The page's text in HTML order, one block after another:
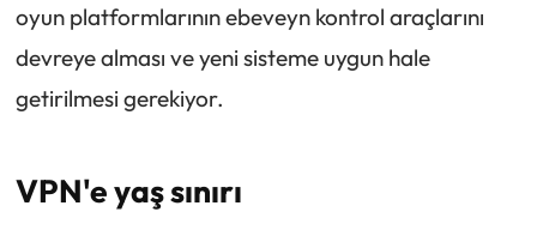
oyun platformlarının ebeveyn kontrol araçlarını
devreye alması ve yeni sisteme uygun hale
getirilmesi gerekiyor.
VPN'e yaş sınırı